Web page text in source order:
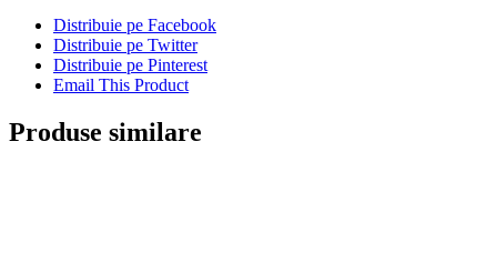
Distribuie pe Facebook
Distribuie pe Twitter
Distribuie pe Pinterest
Email This Product
Produse similare